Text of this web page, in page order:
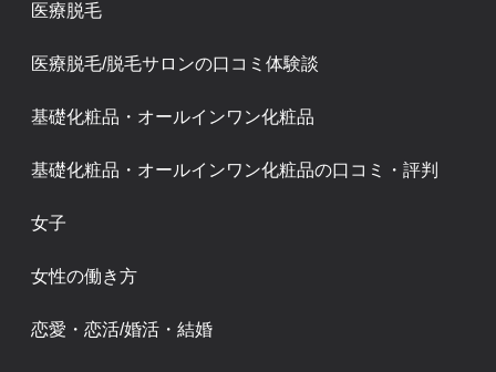
医療脱毛
医療脱毛/脱毛サロンの口コミ体験談
基礎化粧品・オールインワン化粧品
基礎化粧品・オールインワン化粧品の口コミ・評判
女子
女性の働き方
恋愛・恋活/婚活・結婚